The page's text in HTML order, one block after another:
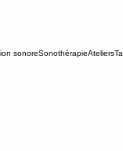
sonoreSonothérapieAteliers